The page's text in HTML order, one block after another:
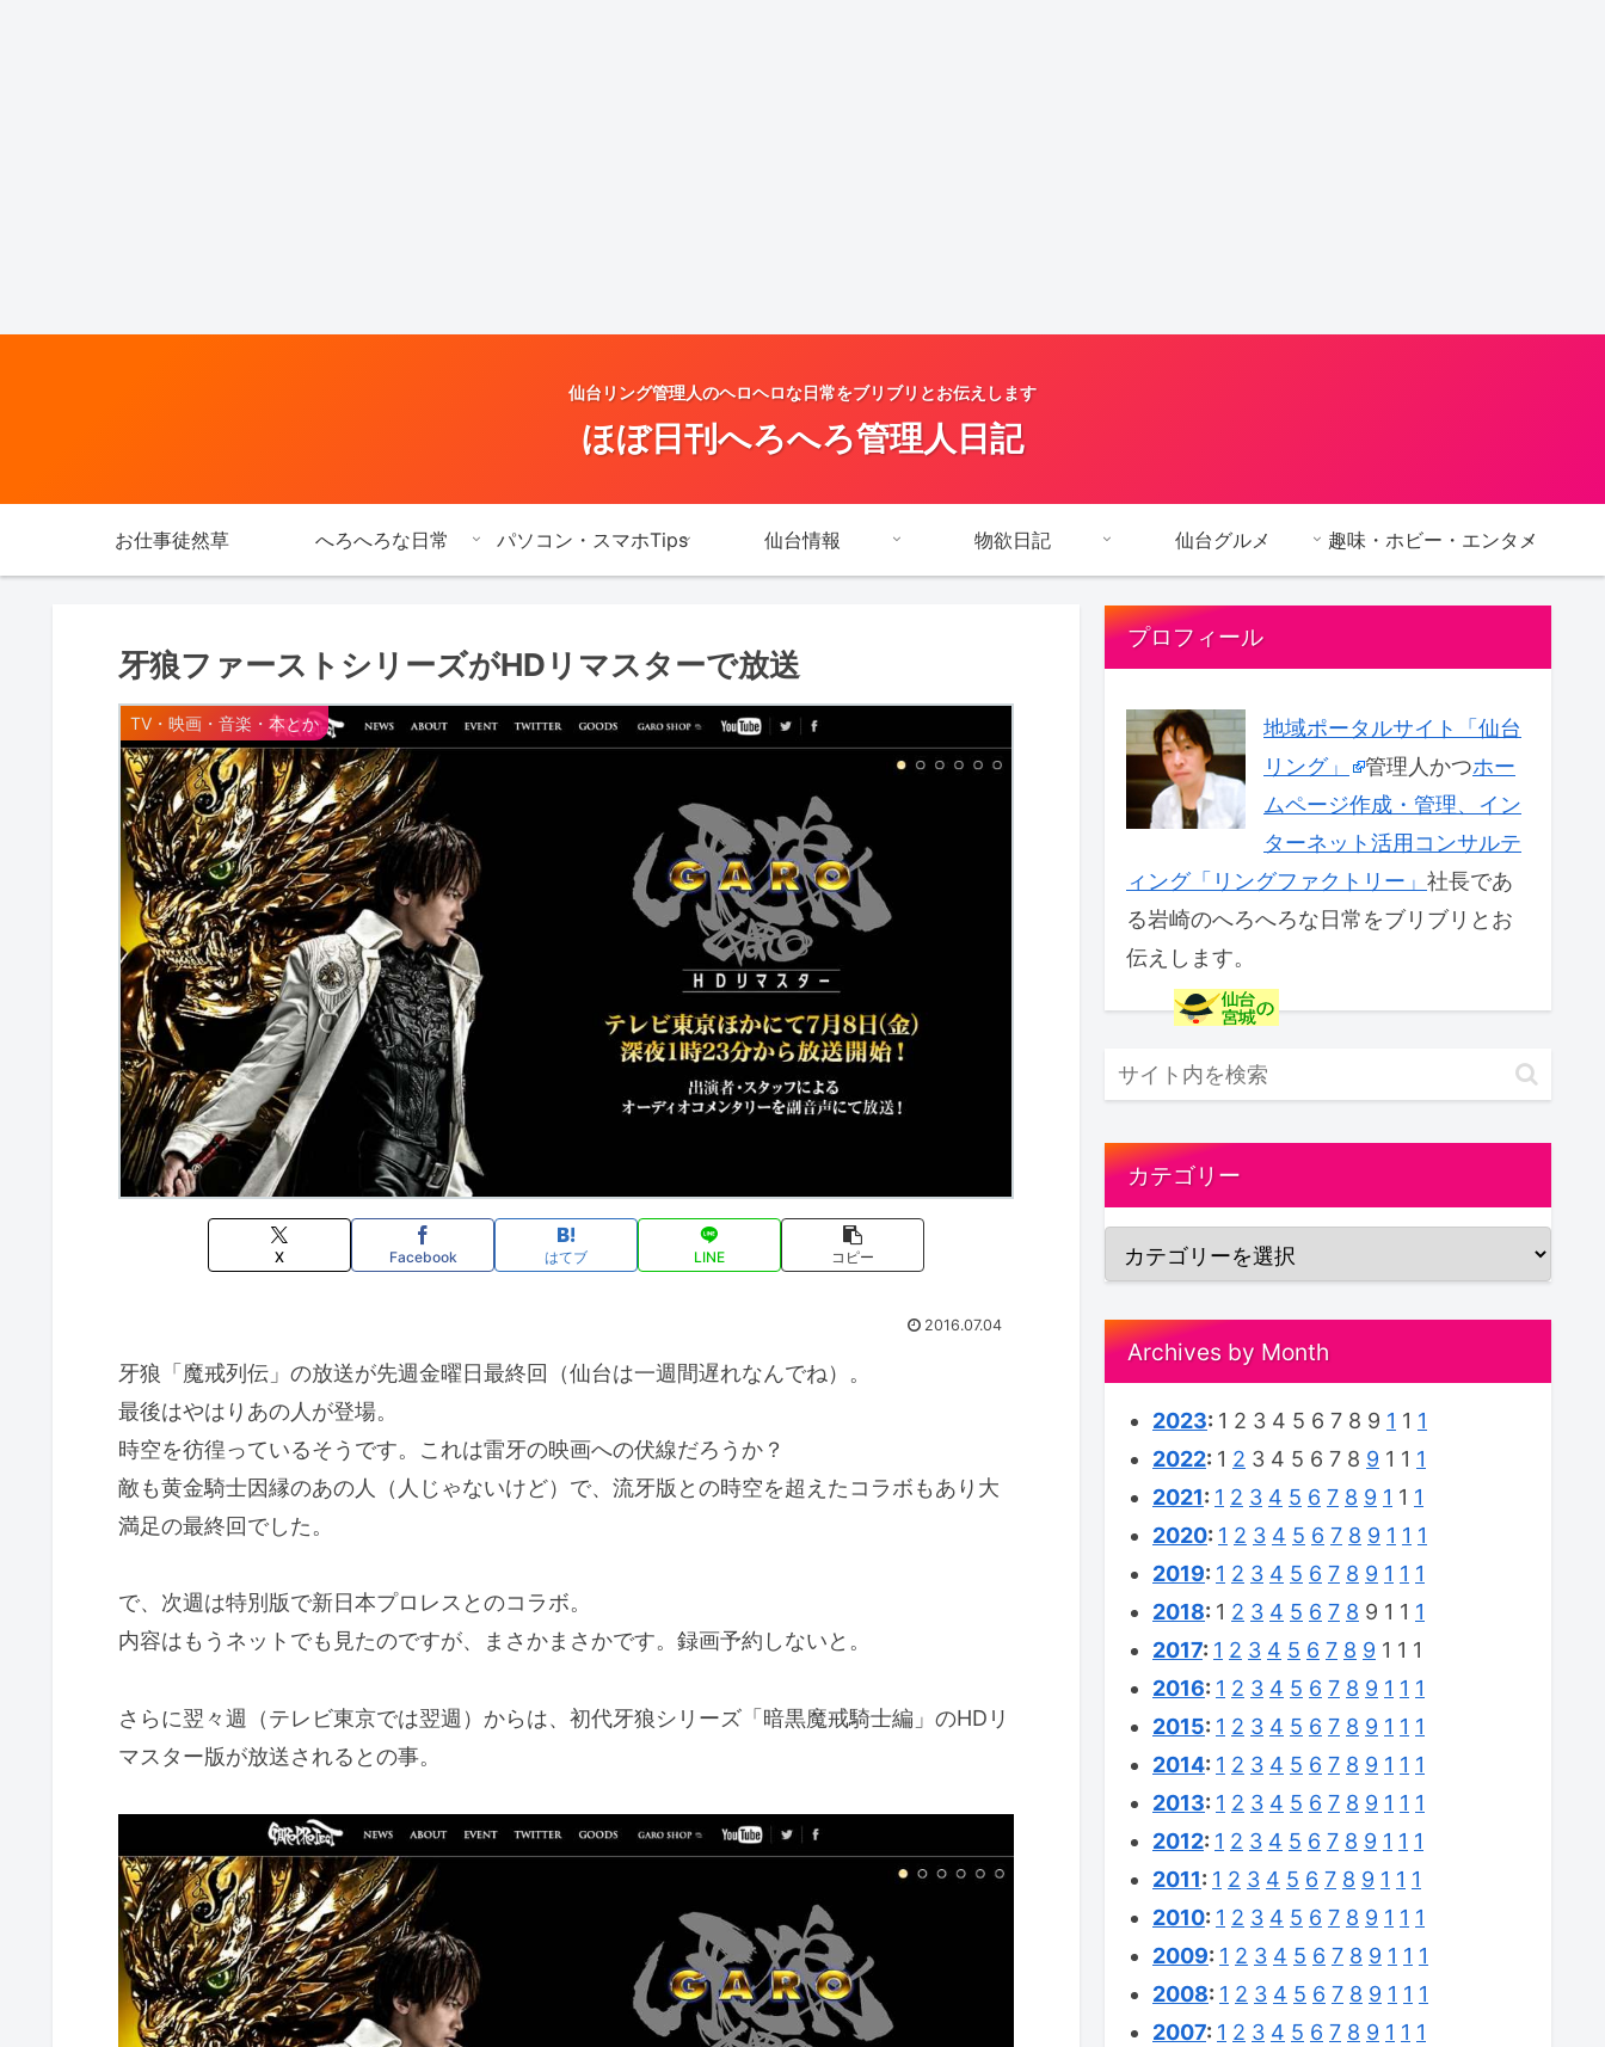
仙台リング管理人のヘロヘロな日常をブリブリとお伝えします
ほぼ日刊へろへろ管理人日記
お仕事徒然草 へろへろな日常 パソコン・スマホTips 仙台情報 物欲日記 仙台グルメ 趣味・ホビー・エンタメ
牙狼ファーストシリーズがHDリマスターで放送
TV・映画・音楽・本とか
X Facebook はてブ LINE コピー
2016.07.04
牙狼「魔戒列伝」の放送が先週金曜日最終回（仙台は一週間遅れなんでね）。
最後はやはりあの人が登場。
時空を彷徨っているそうです。これは雷牙の映画への伏線だろうか？
敵も黄金騎士因縁のあの人（人じゃないけど）で、流牙版との時空を超えたコラボもあり大
満足の最終回でした。
で、次週は特別版で新日本プロレスとのコラボ。
内容はもうネットでも見たのですが、まさかまさかです。録画予約しないと。
さらに翌々週（テレビ東京では翌週）からは、初代牙狼シリーズ「暗黒魔戒騎士編」のHDリ
マスター版が放送されるとの事。
プロフィール
地域ポータルサイト「仙台
リング」
管理人かつホー
ムページ作成・管理、イン
ターネット活用コンサルテ
ィング「リングファクトリー」 社長であ
る岩崎のへろへろな日常をブリブリとお
伝えします。
カテゴリー
Archives by Month
2023: 1 2 3 4 5 6 7 8 9 1 1 1
2022: 1 2 3 4 5 6 7 8 9 1 1 1
2021: 1 2 3 4 5 6 7 8 9 1 1 1
2020: 1 2 3 4 5 6 7 8 9 1 1 1
2019: 1 2 3 4 5 6 7 8 9 1 1 1
2018: 1 2 3 4 5 6 7 8 9 1 1 1
2017: 1 2 3 4 5 6 7 8 9 1 1 1
2016: 1 2 3 4 5 6 7 8 9 1 1 1
2015: 1 2 3 4 5 6 7 8 9 1 1 1
2014: 1 2 3 4 5 6 7 8 9 1 1 1
2013: 1 2 3 4 5 6 7 8 9 1 1 1
2012: 1 2 3 4 5 6 7 8 9 1 1 1
2011: 1 2 3 4 5 6 7 8 9 1 1 1
2010: 1 2 3 4 5 6 7 8 9 1 1 1
2009: 1 2 3 4 5 6 7 8 9 1 1 1
2008: 1 2 3 4 5 6 7 8 9 1 1 1
2007: 1 2 3 4 5 6 7 8 9 1 1 1